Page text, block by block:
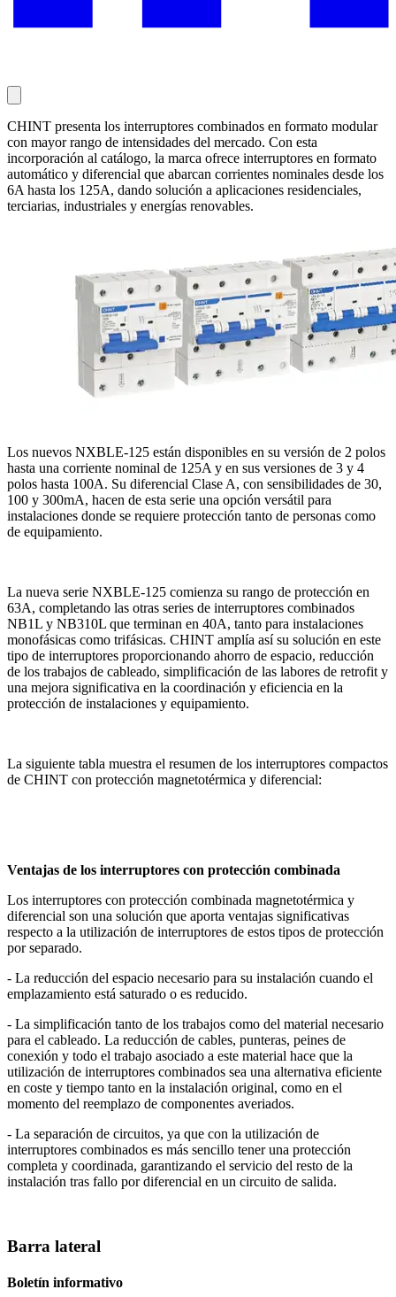
CHINT presenta los interruptores combinados en formato modular
con mayor rango de intensidades del mercado. Con esta
incorporación al catálogo, la marca ofrece interruptores en formato
automático y diferencial que abarcan corrientes nominales desde los
6A hasta los 125A, dando solución a aplicaciones residenciales,
terciarias, industriales y energías renovables.
Los nuevos NXBLE-125 están disponibles en su versión de 2 polos
hasta una corriente nominal de 125A y en sus versiones de 3 y 4
polos hasta 100A. Su diferencial Clase A, con sensibilidades de 30,
100 y 300mA, hacen de esta serie una opción versátil para
instalaciones donde se requiere protección tanto de personas como
de equipamiento.
La nueva serie NXBLE-125 comienza su rango de protección en
63A, completando las otras series de interruptores combinados
NB1L y NB310L que terminan en 40A, tanto para instalaciones
monofásicas como trifásicas. CHINT amplía así su solución en este
tipo de interruptores proporcionando ahorro de espacio, reducción
de los trabajos de cableado, simplificación de las labores de retrofit y
una mejora significativa en la coordinación y eficiencia en la
protección de instalaciones y equipamiento.
La siguiente tabla muestra el resumen de los interruptores compactos
de CHINT con protección magnetotérmica y diferencial:
Ventajas de los interruptores con protección combinada
Los interruptores con protección combinada magnetotérmica y
diferencial son una solución que aporta ventajas significativas
respecto a la utilización de interruptores de estos tipos de protección
por separado.
- La reducción del espacio necesario para su instalación cuando el
emplazamiento está saturado o es reducido.
- La simplificación tanto de los trabajos como del material necesario
para el cableado. La reducción de cables, punteras, peines de
conexión y todo el trabajo asociado a este material hace que la
utilización de interruptores combinados sea una alternativa eficiente
en coste y tiempo tanto en la instalación original, como en el
momento del reemplazo de componentes averiados.
- La separación de circuitos, ya que con la utilización de
interruptores combinados es más sencillo tener una protección
completa y coordinada, garantizando el servicio del resto de la
instalación tras fallo por diferencial en un circuito de salida.
Barra lateral
Boletín informativo